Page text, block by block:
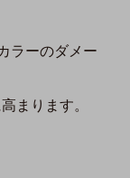
ラーのダメー
まります。